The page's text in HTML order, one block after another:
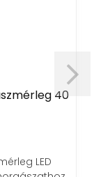
40
LED